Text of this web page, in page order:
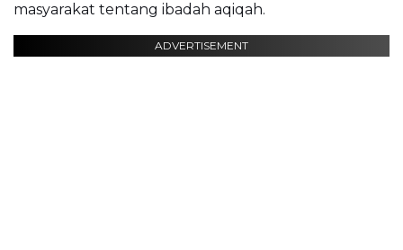
masyarakat tentang ibadah aqiqah.
ADVERTISEMENT